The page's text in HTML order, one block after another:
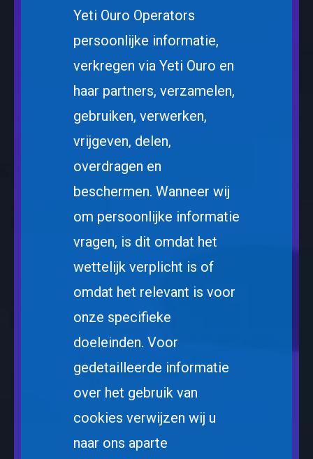
Yeti Ouro Operators
persoonlijke informatie,
verkregen via Yeti Ouro en
haar partners, verzamelen,
gebruiken, verwerken,
vrijgeven, delen,
overdragen en
beschermen. Wanneer wij
om persoonlijke informatie
vragen, is dit omdat het
wettelijk verplicht is of
omdat het relevant is voor
onze specifieke
doeleinden. Voor
gedetailleerde informatie
over het gebruik van
cookies verwijzen wij u
naar ons aparte